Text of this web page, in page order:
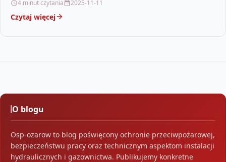
problematyki jest…
4 minut czytania 2025-11-11
Czytaj więcej
O blogu
Osp-ozarow to blog poświęcony ochronie przeciwpożarowej,
bezpieczeństwu pracy oraz technicznym aspektom instalacji
hydraulicznych i gazownictwa. Publikujemy konkretne